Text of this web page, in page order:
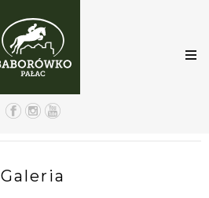
Galeria